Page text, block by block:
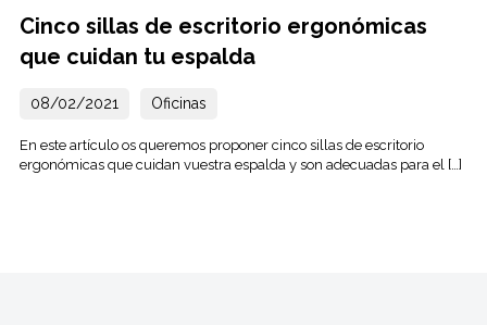
Cinco sillas de escritorio ergonómicas
que cuidan tu espalda
08/02/2021 Oficinas
En este artículo os queremos proponer cinco sillas de escritorio
ergonómicas que cuidan vuestra espalda y son adecuadas para el […]